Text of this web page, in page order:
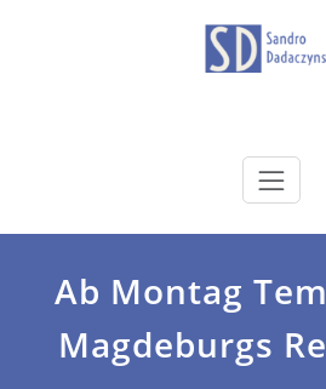
dadaczynski.de
Ab Montag
Magdeburgs